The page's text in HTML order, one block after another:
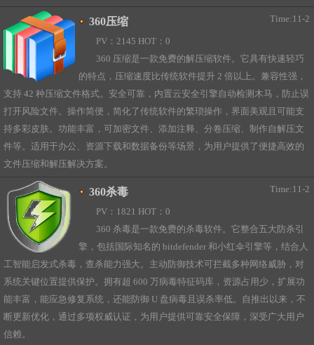
360压缩 Time:11-2
PV：2145 HOT：0
360 压缩是一款免费的解压缩软件。它具有快速轻巧
的特点，压缩速度比传统软件提升 2 倍以上。兼容性强，
支持 42 种压缩文件格式。安全可靠，内置云安全引擎自动检测木马，防止误
打开风险文件。操作简便，简化了传统软件的繁琐操作，界面美观且可能支
持多彩皮肤。功能丰富，可加密文件、添加注释、分卷压缩、制作自解压文
件等。适用于办公、资源下载和数据备份等场景，为用户提供了便捷高效的
文件压缩和解压解决方案。
360杀毒 Time:11-2
PV：1821 HOT：0
360 杀毒是一款免费的杀毒软件。它整合五大防杀引
擎，包括国际知名的 bitdefender 和小红伞引擎等，结合人
工智能启发式杀毒，查杀能力强大。主动防御技术可拦截多种网络威胁，对
系统关键位置提供保护。拥有超 600 万病毒特征码库，资源占用少，扩展功
能丰富，能应急修复系统，还能防御 U 盘病毒且误杀率低。自推出以来，不
断更新优化，通过多项权威认证，为用户提供可靠安全保障，深受广大用户
信赖。